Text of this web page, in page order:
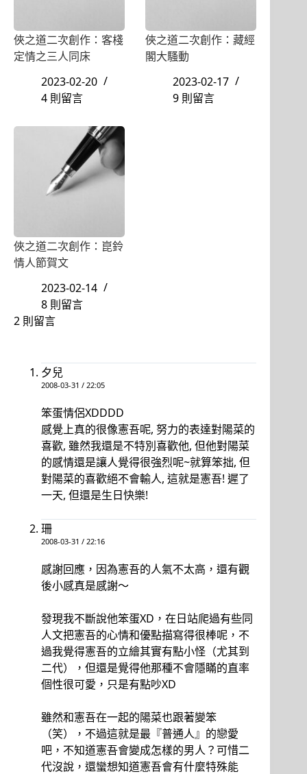
俠之道二次創作：客棧
定情之三人同床
2023-02-20
4 則留言
俠之道二次創作：藏經
閣大騷動
2023-02-17
9 則留言
俠之道二次創作：崑鈴
情人節賀文
2023-02-14
8 則留言
2 則留言
夕兒
2008-03-31 / 22:05
笨蛋情侶XDDDD
感覺上真的很像憲吾呢, 努力的表達對陽菜的
喜歡, 雖然我還是不特別喜歡他, 但他對陽菜
的感情還是讓人覺得很強烈呢~就算笨拙, 但
對陽菜的喜歡絕不會輸人, 這就是憲吾! 遲了
一天, 但還是生日快樂!
珊
2008-03-31 / 22:16
感謝回應，因為憲吾的人氣不太高，還有觀
後小感真是感謝～
發現我不斷說他笨蛋XD，在日站爬過有些同
人文把憲吾的心情和優點描寫得很棒呢，不
過我覺得憲吾的立繪其實有點小怪（尤其到
二代），但還是覺得他那種不會隱瞞的直率
個性很可愛，只是有點吵XD
雖然和憲吾在一起的陽菜也跟著變笨
（笑），不過這就是最『普通人』的戀愛
吧，不知道憲吾會變成怎樣的男人？可惜二
代沒說，還蠻想知道憲吾會有什麼特殊能